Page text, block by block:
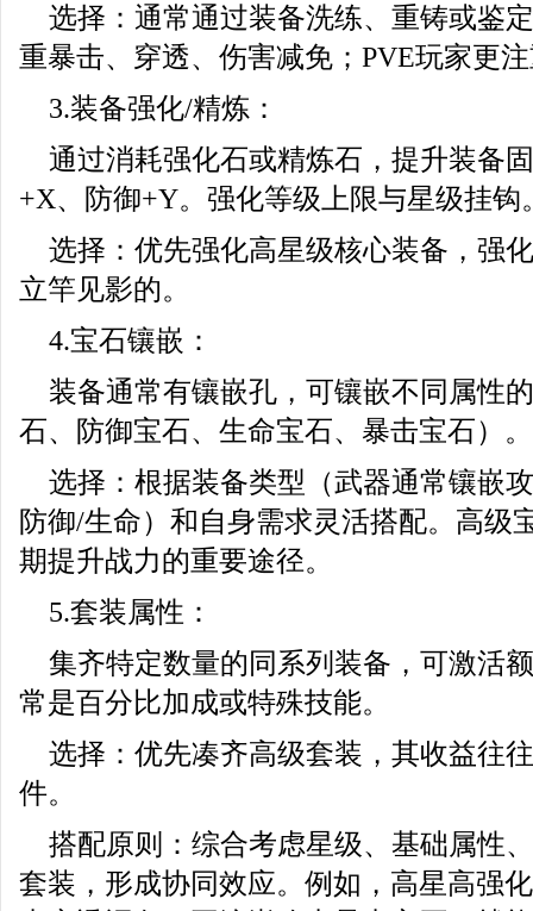
选择：通常通过装备洗练、重铸或鉴
重暴击、穿透、伤害减免；PVE玩家更
3.装备强化/精炼：
通过消耗强化石或精炼石，提升装备
+X、防御+Y。强化等级上限与星级挂钩
选择：优先强化高星级核心装备，强
立竿见影的。
4.宝石镶嵌：
装备通常有镶嵌孔，可镶嵌不同属性
石、防御宝石、生命宝石、暴击宝石）。
选择：根据装备类型（武器通常镶嵌
防御/生命）和自身需求灵活搭配。高级
期提升战力的重要途径。
5.套装属性：
集齐特定数量的同系列装备，可激活
常是百分比加成或特殊技能。
选择：优先凑齐高级套装，其收益往
件。
搭配原则：综合考虑星级、基础属性
套装，形成协同效应。例如，高星高强